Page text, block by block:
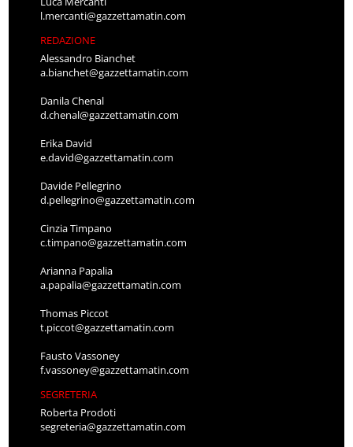
l.mercanti@gazzettamatin.com
REDAZIONE
Alessandro Bianchet
a.bianchet@gazzettamatin.com
Danila Chenal
d.chenal@gazzettamatin.com
Erika David
e.david@gazzettamatin.com
Davide Pellegrino
d.pellegrino@gazzettamatin.com
Cinzia Timpano
c.timpano@gazzettamatin.com
Arianna Papalia
a.papalia@gazzettamatin.com
Thomas Piccot
t.piccot@gazzettamatin.com
Fausto Vassoney
f.vassoney@gazzettamatin.com
SEGRETERIA
Roberta Prodoti
segreteria@gazzettamatin.com